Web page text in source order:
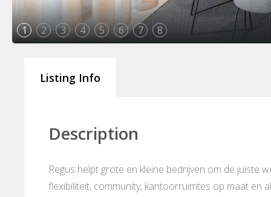
1 2 3 4 5 6 7 8
Listing Info
Description
Regus helpt grote en kleine bedrijven om de juiste
flexibiliteit, community, kantoorruimtes op maat en